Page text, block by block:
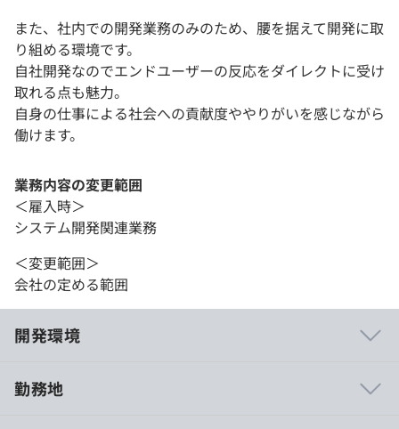
また、社内での開発業務のみのため、腰を据えて開発に取
り組める環境です。
自社開発なのでエンドユーザーの反応をダイレクトに受け
取れる点も魅力。
自身の仕事による社会への貢献度ややりがいを感じながら
働けます。
業務内容の変更範囲
＜雇入時＞
システム開発関連業務
＜変更範囲＞
会社の定める範囲
開発環境
勤務地